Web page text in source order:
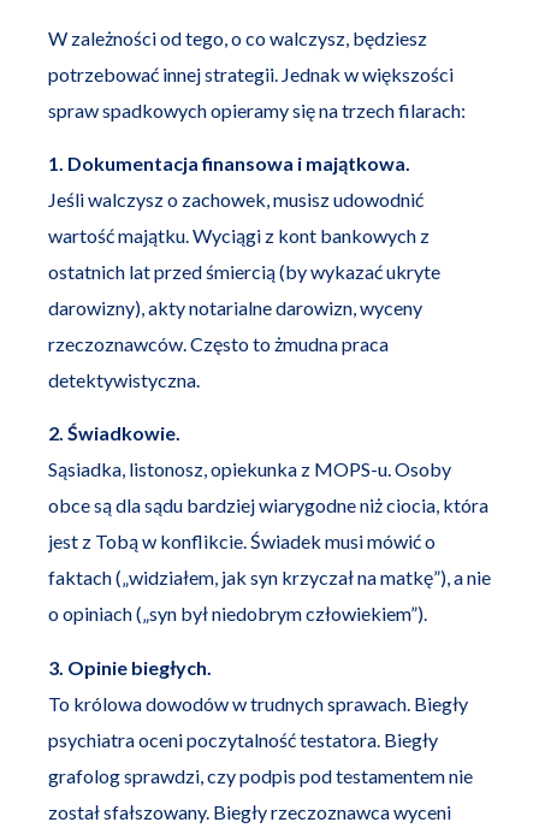
W zależności od tego, o co walczysz, będziesz
potrzebować innej strategii. Jednak w większości
spraw spadkowych opieramy się na trzech filarach:
1. Dokumentacja finansowa i majątkowa.
Jeśli walczysz o zachowek, musisz udowodnić
wartość majątku. Wyciągi z kont bankowych z
ostatnich lat przed śmiercią (by wykazać ukryte
darowizny), akty notarialne darowizn, wyceny
rzeczoznawców. Często to żmudna praca
detektywistyczna.
2. Świadkowie.
Sąsiadka, listonosz, opiekunka z MOPS-u. Osoby
obce są dla sądu bardziej wiarygodne niż ciocia, która
jest z Tobą w konflikcie. Świadek musi mówić o
faktach („widziałem, jak syn krzyczał na matkę”), a nie
o opiniach („syn był niedobrym człowiekiem”).
3. Opinie biegłych.
To królowa dowodów w trudnych sprawach. Biegły
psychiatra oceni poczytalność testatora. Biegły
grafolog sprawdzi, czy podpis pod testamentem nie
został sfałszowany. Biegły rzeczoznawca wyceni